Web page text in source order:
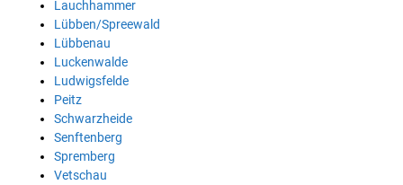
Lauchhammer
Lübben/Spreewald
Lübbenau
Luckenwalde
Ludwigsfelde
Peitz
Schwarzheide
Senftenberg
Spremberg
Vetschau